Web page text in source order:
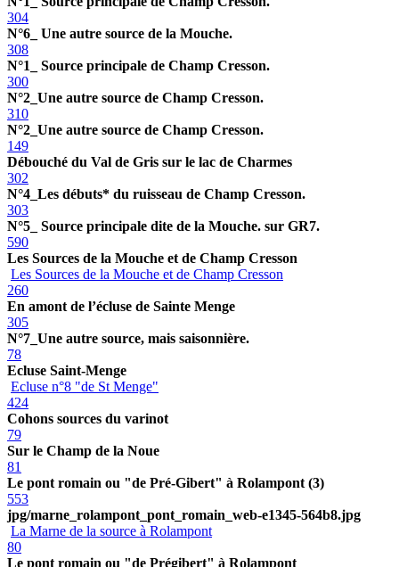
304
N°6_ Une autre source de la Mouche.
308
N°1_ Source principale de Champ Cresson.
300
N°2_Une autre source de Champ Cresson.
310
N°2_Une autre source de Champ Cresson.
149
Débouché du Val de Gris sur le lac de Charmes
302
N°4_Les débuts* du ruisseau de Champ Cresson.
303
N°5_ Source principale dite de la Mouche. sur GR7.
590
Les Sources de la Mouche et de Champ Cresson
Les Sources de la Mouche et de Champ Cresson
260
En amont de l’écluse de Sainte Menge
305
N°7_Une autre source, mais saisonnière.
78
Ecluse Saint-Menge
Ecluse n°8 "de St Menge"
424
Cohons sources du varinot
79
Sur le Champ de la Noue
81
Le pont romain ou "de Pré-Gibert" à Rolampont (3)
553
jpg/marne_rolampont_pont_romain_web-e1345-564b8.jpg
La Marne de la source à Rolampont
80
Le pont romain ou "de Prégibert" à Rolampont